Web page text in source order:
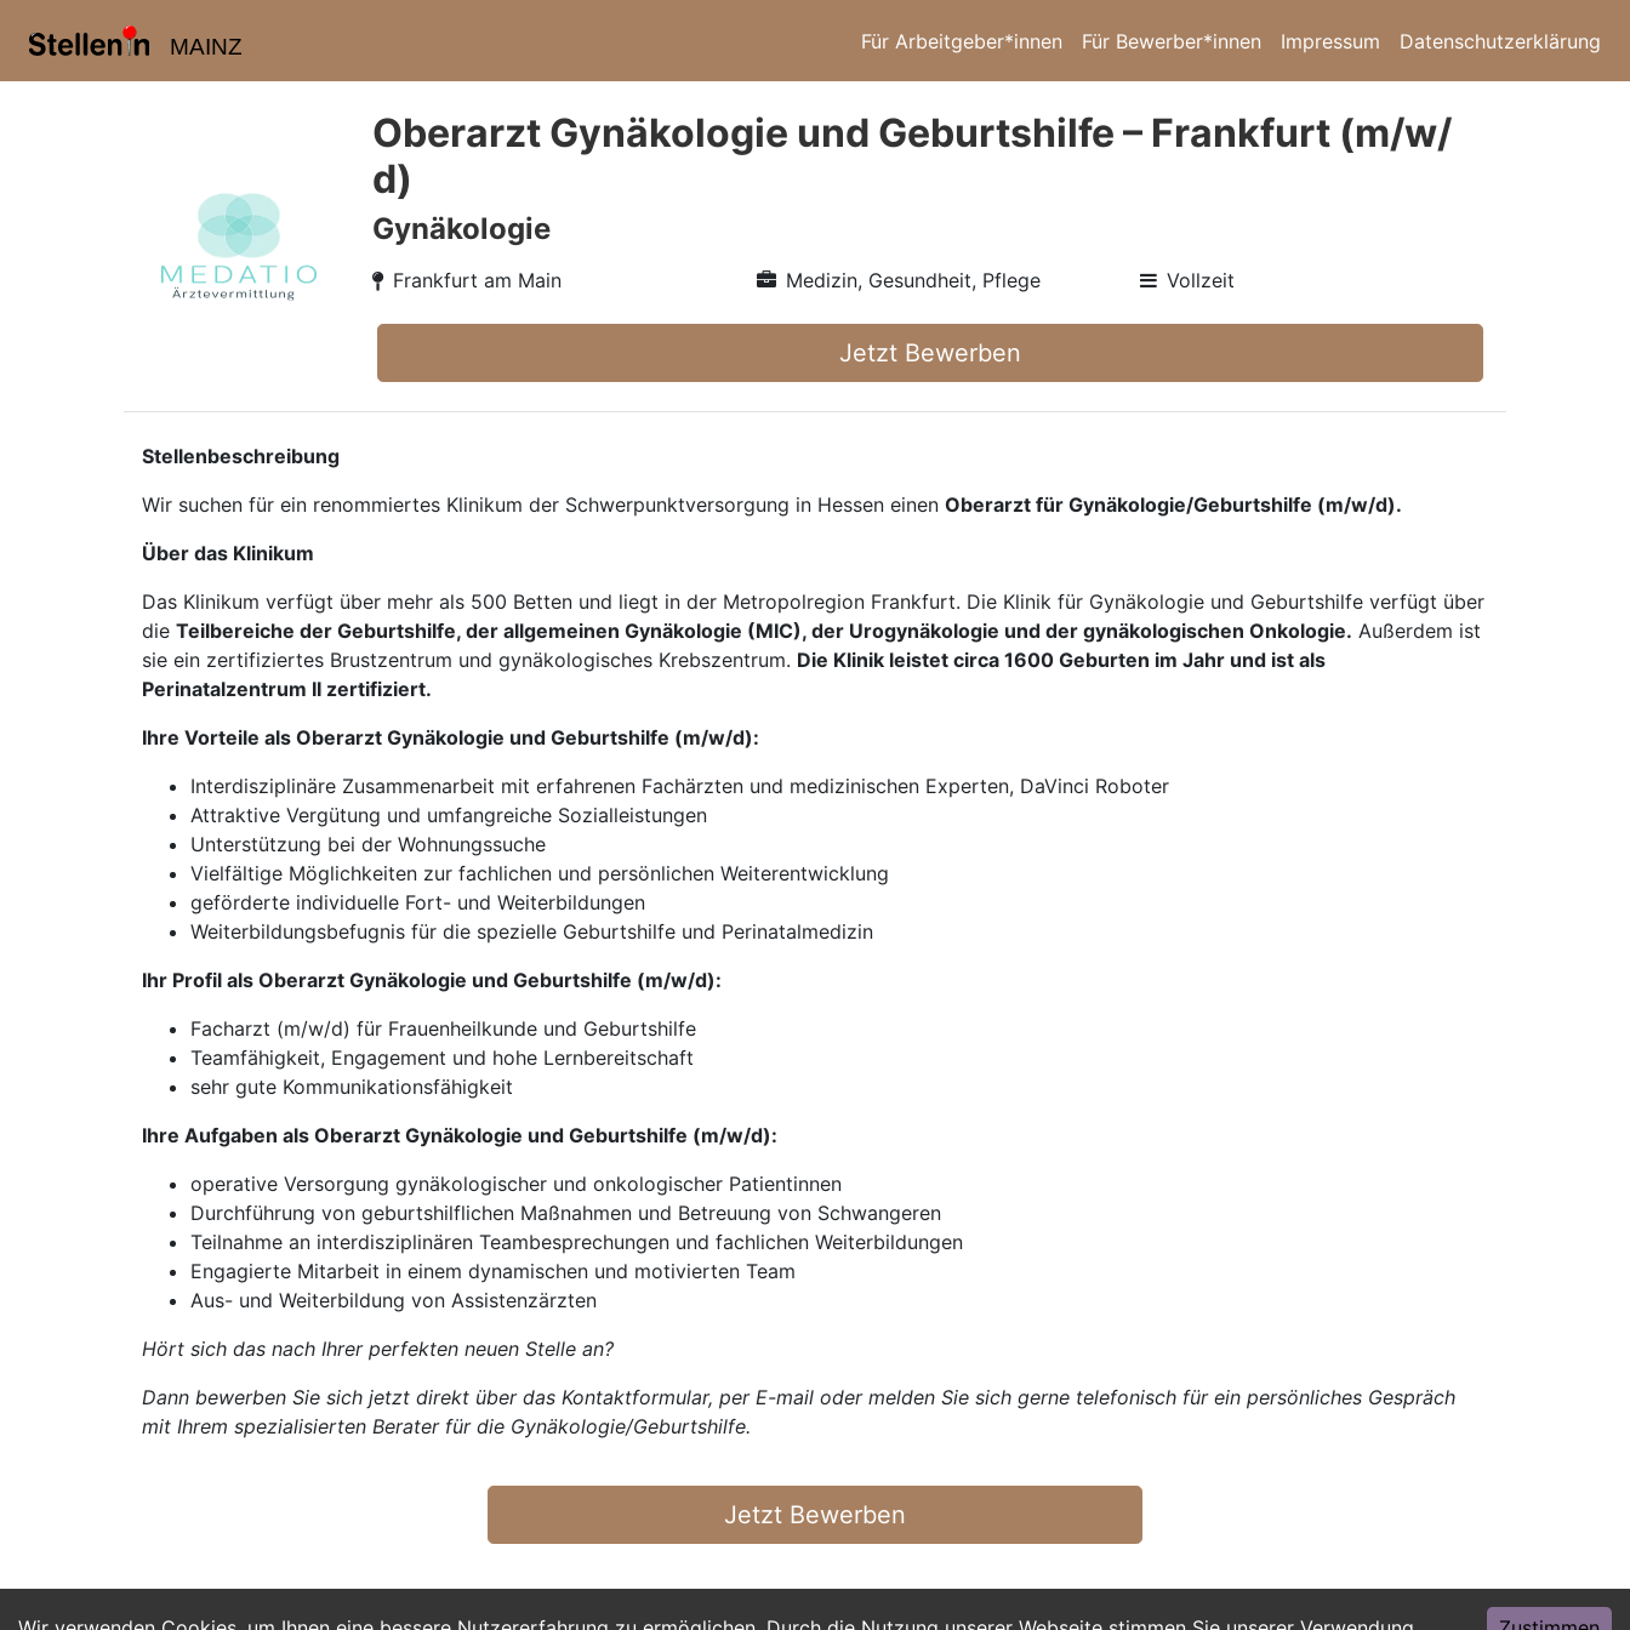
MAINZ Für Arbeitgeber*innen Für Bewerber*innen Impressum Datenschutzerklärung
Oberarzt Gynäkologie und Geburtshilfe – Frankfurt (m/w/
d)
Gynäkologie
Frankfurt am Main Medizin, Gesundheit, Pflege Vollzeit
Jetzt Bewerben
Stellenbeschreibung
Wir suchen für ein renommiertes Klinikum der Schwerpunktversorgung in Hessen einen Oberarzt für Gynäkologie/Geburtshilfe (m/w/d).
Über das Klinikum
Das Klinikum verfügt über mehr als 500 Betten und liegt in der Metropolregion Frankfurt. Die Klinik für Gynäkologie und Geburtshilfe verfügt über
die Teilbereiche der Geburtshilfe, der allgemeinen Gynäkologie (MIC), der Urogynäkologie und der gynäkologischen Onkologie. Außerdem ist
sie ein zertifiziertes Brustzentrum und gynäkologisches Krebszentrum. Die Klinik leistet circa 1600 Geburten im Jahr und ist als
Perinatalzentrum II zertifiziert.
Ihre Vorteile als Oberarzt Gynäkologie und Geburtshilfe (m/w/d):
Interdisziplinäre Zusammenarbeit mit erfahrenen Fachärzten und medizinischen Experten, DaVinci Roboter
Attraktive Vergütung und umfangreiche Sozialleistungen
Unterstützung bei der Wohnungssuche
Vielfältige Möglichkeiten zur fachlichen und persönlichen Weiterentwicklung
geförderte individuelle Fort- und Weiterbildungen
Weiterbildungsbefugnis für die spezielle Geburtshilfe und Perinatalmedizin
Ihr Profil als Oberarzt Gynäkologie und Geburtshilfe (m/w/d):
Facharzt (m/w/d) für Frauenheilkunde und Geburtshilfe
Teamfähigkeit, Engagement und hohe Lernbereitschaft
sehr gute Kommunikationsfähigkeit
Ihre Aufgaben als Oberarzt Gynäkologie und Geburtshilfe (m/w/d):
operative Versorgung gynäkologischer und onkologischer Patientinnen
Durchführung von geburtshilflichen Maßnahmen und Betreuung von Schwangeren
Teilnahme an interdisziplinären Teambesprechungen und fachlichen Weiterbildungen
Engagierte Mitarbeit in einem dynamischen und motivierten Team
Aus- und Weiterbildung von Assistenzärzten
Hört sich das nach Ihrer perfekten neuen Stelle an?
Dann bewerben Sie sich jetzt direkt über das Kontaktformular, per E-mail oder melden Sie sich gerne telefonisch für ein persönliches Gespräch
mit Ihrem spezialisierten Berater für die Gynäkologie/Geburtshilfe.
Jetzt Bewerben